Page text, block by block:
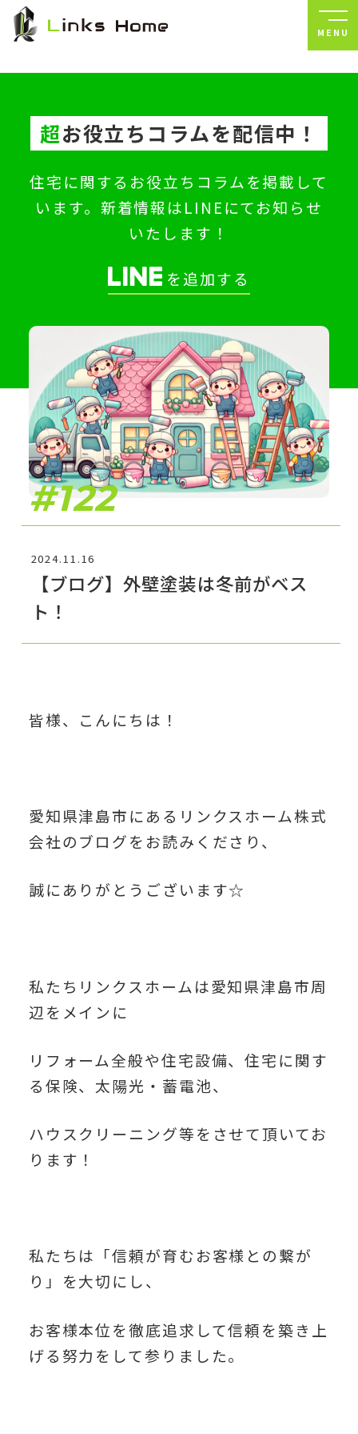
MENU
超お役立ちコラムを配信中！
住宅に関するお役立ちコラムを掲載して
います。新着情報はLINEにてお知らせ
いたします！
を追加する
#122
2024.11.16
【ブログ】外壁塗装は冬前がベス
ト！
皆様、こんにちは！
愛知県津島市にあるリンクスホーム株式
会社のブログをお読みくださり、
誠にありがとうございます☆
私たちリンクスホームは愛知県津島市周
辺をメインに
リフォーム全般や住宅設備、住宅に関す
る保険、太陽光・蓄電池、
ハウスクリーニング等をさせて頂いてお
ります！
私たちは「信頼が育むお客様との繋が
り」を大切にし、
お客様本位を徹底追求して信頼を築き上
げる努力をして参りました。